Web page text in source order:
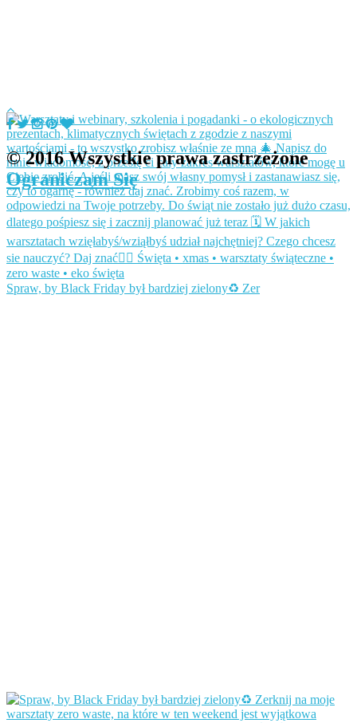
Spraw, by Black Friday był bardziej zielony♻️ Zer
© 2016 Wszystkie prawa zastrzeżone
Ograniczam Się